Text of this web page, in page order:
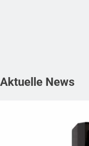
Aktuelle News